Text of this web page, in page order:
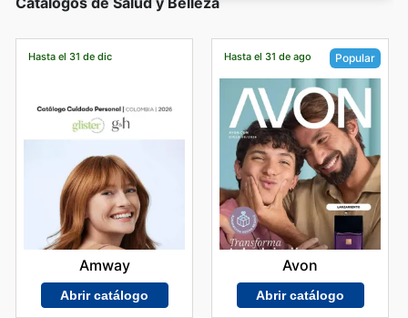
Hasta el 31 de dic
Amway
Abrir catálogo
Hasta el 31 de ago Popular
Avon
Abrir catálogo